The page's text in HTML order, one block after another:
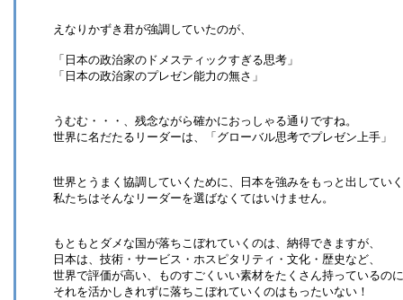
えなりかずき君が強調していたのが、
「日本の政治家のドメスティックすぎる思考」
「日本の政治家のプレゼン能力の無さ」
うむむ・・・、残念ながら確かにおっしゃる通りですね。
世界に名だたるリーダーは、「グローバル思考でプレゼン上手」
世界とうまく協調していくために、日本を強みをもっと出してい
私たちはそんなリーダーを選ばなくてはいけません。
もともとダメな国が落ちこぼれていくのは、納得できますが、
日本は、技術・サービス・ホスピタリティ・文化・歴史など、
世界で評価が高い、ものすごくいい素材をたくさん持っているの
それを活かしきれずに落ちこぼれていくのはもったいない！